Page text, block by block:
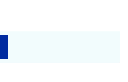
Koko Tuusula